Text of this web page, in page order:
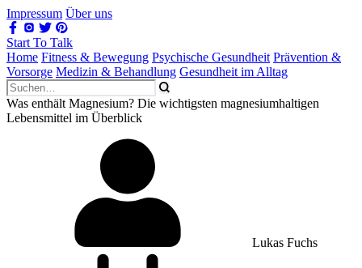
Impressum Über uns
Start To Talk
Home Fitness & Bewegung Psychische Gesundheit Prävention &
Vorsorge Medizin & Behandlung Gesundheit im Alltag
Was enthält Magnesium? Die wichtigsten magnesiumhaltigen
Lebensmittel im Überblick
Lukas Fuchs